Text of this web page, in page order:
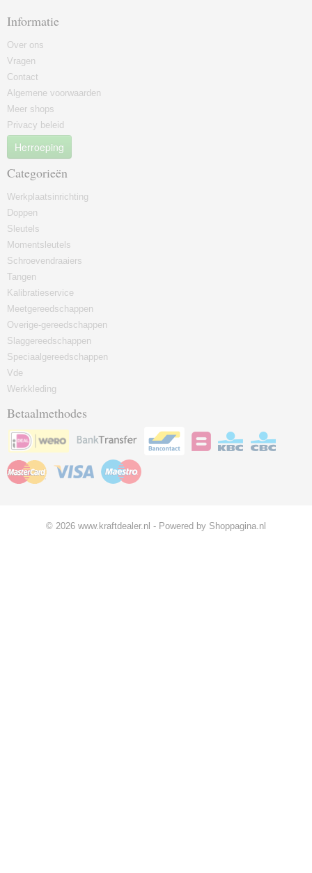
Informatie
Over ons
Vragen
Contact
Algemene voorwaarden
Meer shops
Privacy beleid
Herroeping
Categorieën
Werkplaatsinrichting
Doppen
Sleutels
Momentsleutels
Schroevendraaiers
Tangen
Kalibratieservice
Meetgereedschappen
Overige-gereedschappen
Slaggereedschappen
Speciaalgereedschappen
Vde
Werkkleding
Betaalmethodes
© 2026 www.kraftdealer.nl - Powered by Shoppagina.nl